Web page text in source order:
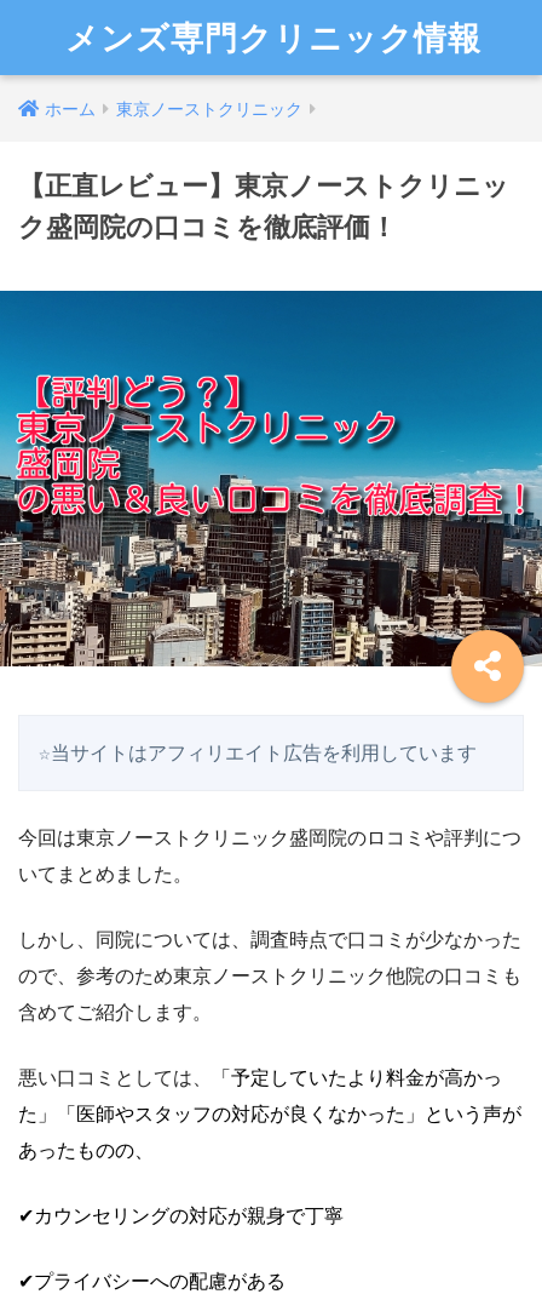
メンズ専門クリニック情報
ホーム 東京ノーストクリニック
【正直レビュー】東京ノーストクリニッ
ク盛岡院の口コミを徹底評価！
☆当サイトはアフィリエイト広告を利用しています
今回は東京ノーストクリニック盛岡院のロコミや評判につ
いてまとめました。
しかし、同院については、調査時点で口コミが少なかった
ので、参考のため東京ノーストクリニック他院の口コミも
含めてご紹介します。
悪い口コミとしては、
「予定していたより料金が高かっ
た」「医師やスタッフの対応が良くなかった」という声が
あったものの、
✔カウンセリングの対応が親身で丁寧
✔プライバシーへの配慮がある